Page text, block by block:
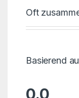
Oft
Basierend
0.0